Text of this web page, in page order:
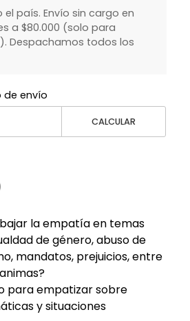
el país. Envío sin cargo en
a $80.000 (solo para
Despachamos todos los
envío
CALCULAR
la empatía en temas
de género, abuso de
mandatos, prejuicios, entre
para empatizar sobre
y situaciones